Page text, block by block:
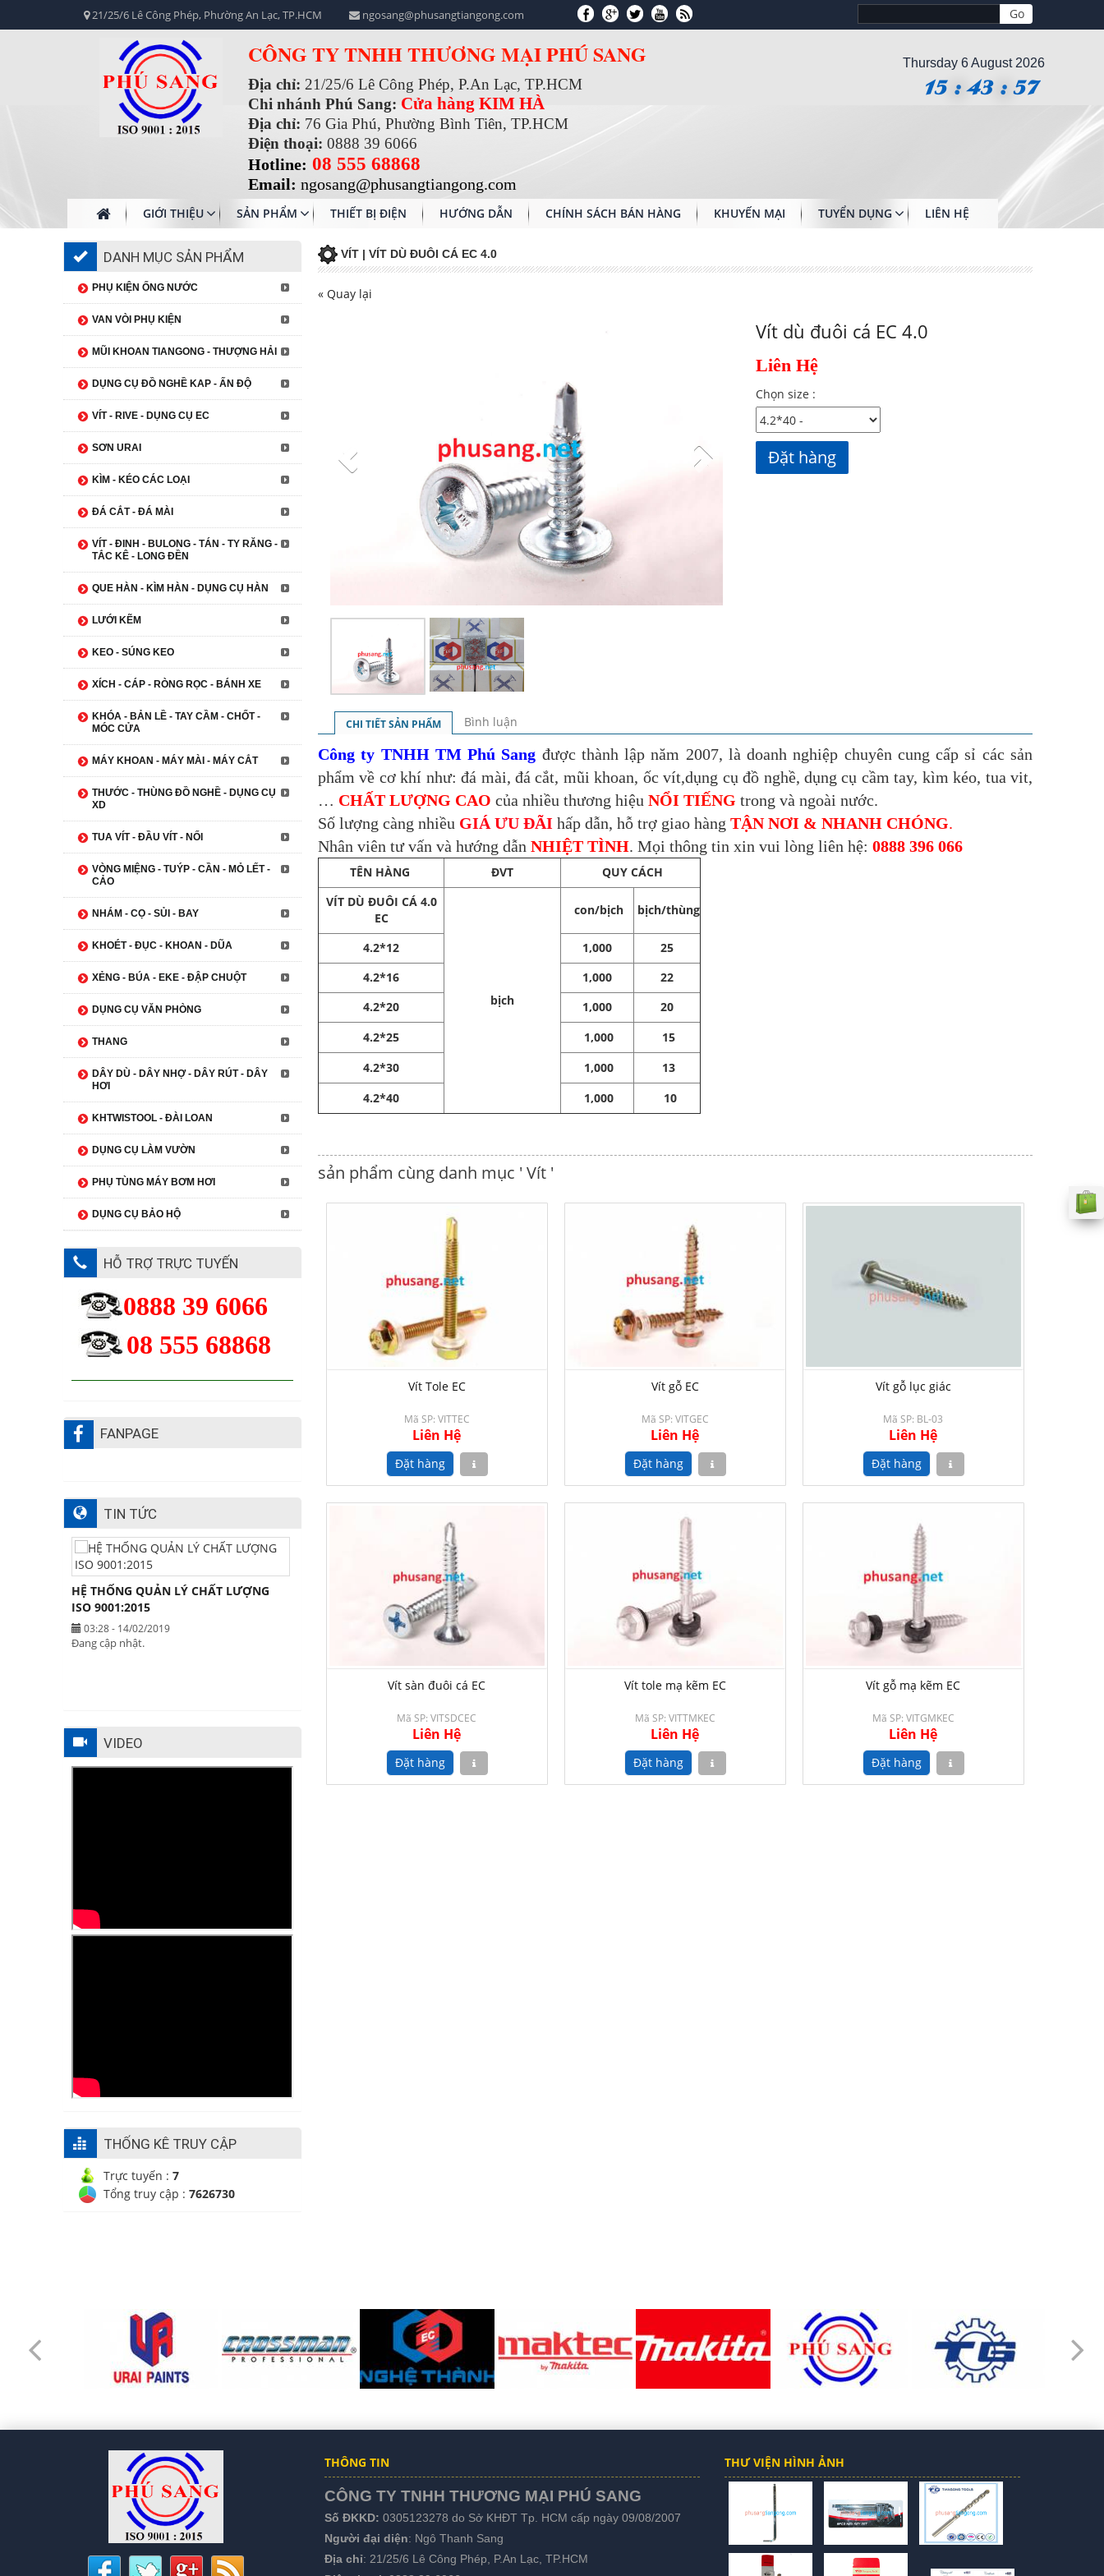
21/25/6 Lê Công Phép, Phường An Lạc, TP.HCM ngosang@phusangtiangong.com
CÔNG TY TNHH THƯƠNG MẠI PHÚ SANG
Địa chỉ: 21/25/6 Lê Công Phép, P.An Lạc, TP.HCM
Chi nhánh Phú Sang: Cửa hàng KIM HÀ
Địa chỉ: 76 Gia Phú, Phường Bình Tiên, TP.HCM
Điện thoại: 0888 39 6066
Hotline: 08 555 68868
Email: ngosang@phusangtiangong.com
Thursday 6 August 2026
15 : 43 : 58
GIỚI THIỆU SẢN PHẨM THIẾT BỊ ĐIỆN HƯỚNG DẪN CHÍNH SÁCH BÁN HÀNG KHUYẾN MẠI TUYỂN DỤNG LIÊN HỆ
VÍT | VÍT DÙ ĐUÔI CÁ EC 4.0
« Quay lại
Vít dù đuôi cá EC 4.0
Liên Hệ
Chọn size :
CHI TIẾT SẢN PHẨM Bình luận
Công ty TNHH TM Phú Sang được thành lập năm 2007, là doanh nghiệp chuyên cung cấp sỉ các sản
phẩm về cơ khí như: đá mài, đá cắt, mũi khoan, ốc vít,dụng cụ đồ nghề, dụng cụ cầm tay, kìm kéo, tua vit,
… CHẤT LƯỢNG CAO của nhiều thương hiệu NỔI TIẾNG trong và ngoài nước.
Số lượng càng nhiều GIÁ ƯU ĐÃI hấp dẫn, hỗ trợ giao hàng TẬN NƠI & NHANH CHÓNG.
Nhân viên tư vấn và hướng dẫn NHIỆT TÌNH. Mọi thông tin xin vui lòng liên hệ: 0888 396 066
TÊN HÀNG ĐVT
QUY CÁCH
VÍT DÙ ĐUÔI CÁ 4.0
EC
bịch
con/bịch bịch/thùng
4.2*12 1,000
25
4.2*16
1,000
22
4.2*20
1,000
20
4.2*25
1,000
15
4.2*30
1,000
13
4.2*40
1,000 10
sản phẩm cùng danh mục ' Vít '
Vít Tole EC
Mã SP: VITTEC
Liên Hệ
Vít gỗ EC
Mã SP: VITGEC
Liên Hệ
Vít gỗ lục giác
Mã SP: BL-03
Liên Hệ
Vít sàn đuôi cá EC
Mã SP: VITSDCEC
Liên Hệ
Vít tole mạ kẽm EC
Mã SP: VITTMKEC
Liên Hệ
Vít gỗ mạ kẽm EC
Mã SP: VITGMKEC
Liên Hệ
DANH MỤC SẢN PHẨM
PHỤ KIỆN ỐNG NƯỚC
VAN VÒI PHỤ KIỆN
MŨI KHOAN TIANGONG - THƯỢNG HẢI
DỤNG CỤ ĐỒ NGHỀ KAP - ẤN ĐỘ
VÍT - RIVE - DỤNG CỤ EC
SƠN URAI
KÌM - KÉO CÁC LOẠI
ĐÁ CẮT - ĐÁ MÀI
VÍT - ĐINH - BULONG - TÁN - TY RĂNG -
TẮC KÊ - LONG ĐỀN
QUE HÀN - KÌM HÀN - DỤNG CỤ HÀN
LƯỚI KẼM
KEO - SÚNG KEO
XÍCH - CÁP - RÒNG RỌC - BÁNH XE
KHÓA - BẢN LỀ - TAY CẦM - CHỐT -
MÓC CỬA
MÁY KHOAN - MÁY MÀI - MÁY CẮT
THƯỚC - THÙNG ĐỒ NGHỀ - DỤNG CỤ
XD
TUA VÍT - ĐẦU VÍT - NỐI
VÒNG MIỆNG - TUÝP - CẦN - MỎ LẾT -
CẢO
NHÁM - CỌ - SỦI - BAY
KHOÉT - ĐỤC - KHOAN - DŨA
XẺNG - BÚA - EKE - ĐẬP CHUỘT
DỤNG CỤ VĂN PHÒNG
THANG
DÂY DÙ - DÂY NHỢ - DÂY RÚT - DÂY
HƠI
KHTWISTOOL - ĐÀI LOAN
DỤNG CỤ LÀM VƯỜN
PHỤ TÙNG MÁY BƠM HƠI
DỤNG CỤ BẢO HỘ
HỖ TRỢ TRỰC TUYẾN
0888 39 6066
08 555 68868
FANPAGE
TIN TỨC
HỆ THỐNG QUẢN LÝ CHẤT LƯỢNG
ISO 9001:2015
03:28 - 14/02/2019
Đang cập nhật.
VIDEO
THỐNG KÊ TRUY CẬP
Trực tuyến : 7
Tổng truy cập : 7626730
THÔNG TIN
CÔNG TY TNHH THƯƠNG MẠI PHÚ SANG
Số ĐKKD: 0305123278 do Sở KHĐT Tp. HCM cấp ngày 09/08/2007
Người đại diện: Ngô Thanh Sang
Địa chỉ: 21/25/6 Lê Công Phép, P.An Lạc, TP.HCM
THƯ VIỆN HÌNH ẢNH